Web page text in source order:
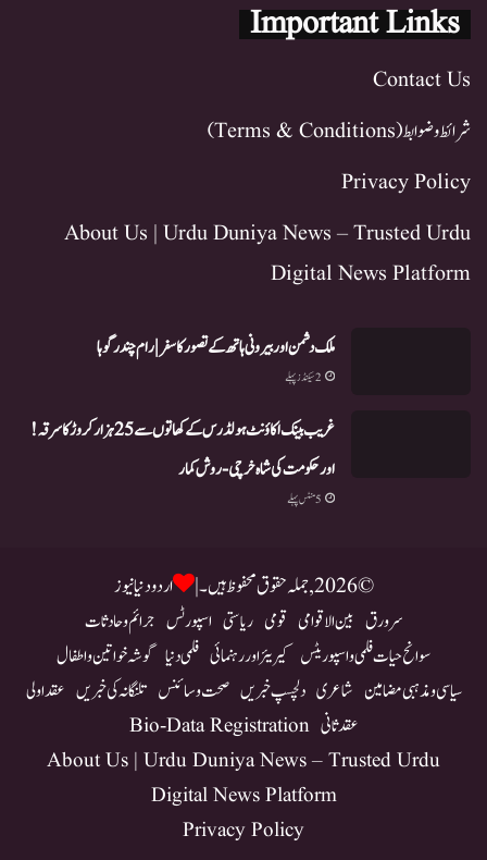
Important Links
Contact Us
شرائط و ضوابط (Terms & Conditions)
Privacy Policy
About Us | Urdu Duniya News – Trusted Urdu
Digital News Platform
ملک دشمن اور بیرونی ہاتھ کے تصور کا سفر | رام چندر گوہا
2 سیکنڈز پہلے
غریب بینک اکاؤنٹ ہولڈرس کے کھاتوں سے 25 ہزار کروڑ کا سرقہ!
اور حکومت کی شاہ خرچی-روش کمار
5 منٹس پہلے
© 2026, جملہ حقوق محفوظ ہیں۔ | اردو دنیا نیوز
سرورق بین الاقوامی قومی ریاستی اسپورٹس جرائم و حادثات
سوانح حیات فلمی و اسپوریٹس کیریئر اور رہنمائی فلمی دنیا گوشہ خواتین و اطفال
سیاسی و مذہبی مضامین شاعری دلچسپ خبریں صحت و سائنس تلنگانہ کی خبریں عقد اولی
عقد ثانی Bio-Data Registration
About Us | Urdu Duniya News – Trusted Urdu
Digital News Platform
Privacy Policy